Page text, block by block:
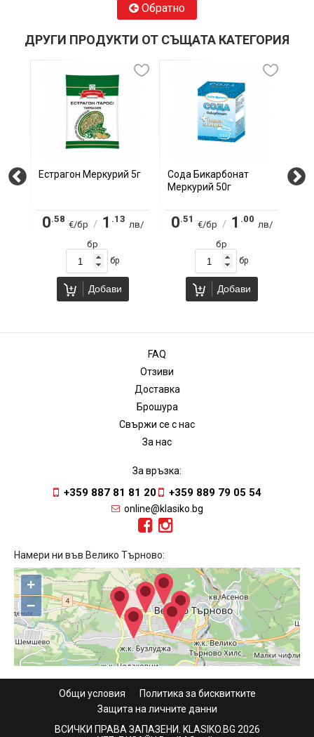
Обратно
ДРУГИ ПРОДУКТИ ОТ СЪЩАТА КАТЕГОРИЯ
Естрагон Меркурий 5г
0.58
€/бр / 1 .13
лв/
бр
бр
Добави
Сода Бикарбонат
Меркурий 50г
0.51
€/бр / 1 .00
лв/
бр
бр
Добави
FAQ
Отзиви
Доставка
Брошура
Свържи се с нас
За нас
За връзка:
+359 887 81 81 20 +359 889 79 05 54
online@klasiko.bg
Намери ни във Велико Търново:
+
−
Общи условия
Политика за бисквитките
Защита на личните данни
ВСИЧКИ ПРАВА ЗАПАЗЕНИ. KLASIKO.BG 2026